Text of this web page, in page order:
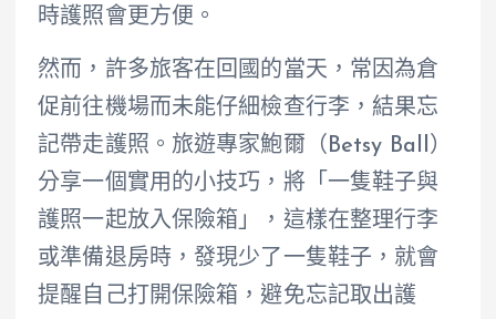
時護照會更方便。
然而，許多旅客在回國的當天，常因為倉
促前往機場而未能仔細檢查行李，結果忘
記帶走護照。旅遊專家鮑爾（Betsy Ball）
分享一個實用的小技巧，將「一隻鞋子與
護照一起放入保險箱」，這樣在整理行李
或準備退房時，發現少了一隻鞋子，就會
提醒自己打開保險箱，避免忘記取出護